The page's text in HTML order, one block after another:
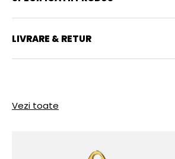
LIVRARE & RETUR
Vezi toate